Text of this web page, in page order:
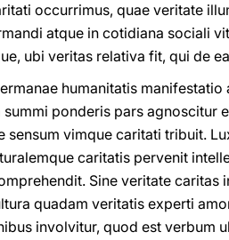
occurrimus, quae veritate
atque in cotidiana sociali
ubi veritas relativa fit, qui de
humanitatis
ponderis pars agnoscitur
sensum vimque caritati tribuit.
caritatis pervenit
Sine veritate caritas
quadam veritatis experti
involvitur, quod est verbum